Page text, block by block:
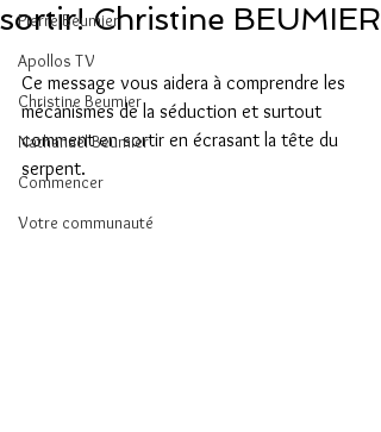
Pierre Beumier
Apollos TV
Christine Beumier
Nathanaël Beumier
Commencer
Votre communauté
sortir! Christine BEUMIER
Ce message vous aidera à comprendre les
mécanismes de la séduction et surtout
comment en sortir en écrasant la tête du
serpent.